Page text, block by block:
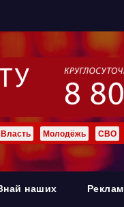
Власть Молодёжь СВО
наших